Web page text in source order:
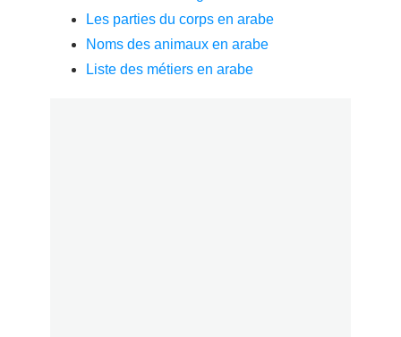
Les parties du corps en arabe
Noms des animaux en arabe
Liste des métiers en arabe